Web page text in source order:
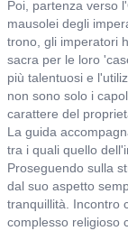
Poi, partenza verso
mausolei degli
trono, gli imperatori
sacra per le loro
più talentuosi e
non sono solo i
carattere del
La guida
tra i quali quello
Proseguendo sulla
dal suo aspetto
tranquillità. Incontro
complesso religioso